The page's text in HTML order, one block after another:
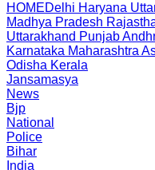
HOMEDelhi Haryana
Madhya Pradesh
Uttarakhand Punjab
Karnataka Maharashtra
Odisha Kerala
Jansamasya
News
Bjp
National
Police
Bihar
India